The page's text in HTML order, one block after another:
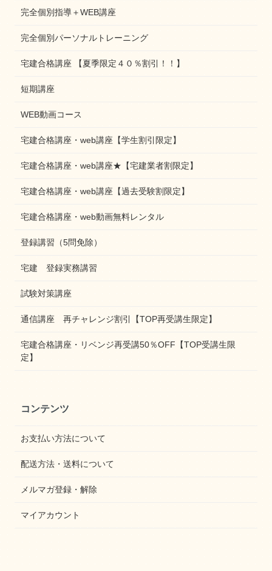
完全個別指導＋WEB講座
完全個別パーソナルトレーニング
宅建合格講座 【夏季限定４０％割引！！】
短期講座
WEB動画コース
宅建合格講座・web講座【学生割引限定】
宅建合格講座・web講座★【宅建業者割限定】
宅建合格講座・web講座【過去受験割限定】
宅建合格講座・web動画無料レンタル
登録講習（5問免除）
宅建 登録実務講習
試験対策講座
通信講座 再チャレンジ割引【TOP再受講生限定】
宅建合格講座・リベンジ再受講50％OFF【TOP受講生限
定】
コンテンツ
お支払い方法について
配送方法・送料について
メルマガ登録・解除
マイアカウント